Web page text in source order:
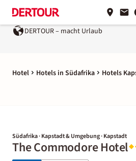
DERTOUR – macht Urlaub
Hotel Hotels in Südafrika Hotels
Südafrika · Kapstadt & Umgebung · Kapstadt
The Commodore Hotel